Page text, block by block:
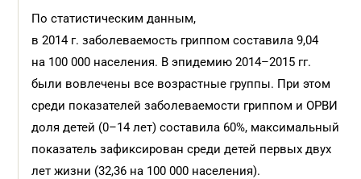
По статистическим данным,
в 2014 г. заболеваемость гриппом составила 9,04
на 100 000 населения. В эпидемию 2014–2015 гг.
были вовлечены все возрастные группы. При этом
среди показателей заболеваемости гриппом и ОРВИ
доля детей (0–14 лет) составила 60%, максимальный
показатель зафиксирован среди детей первых двух
лет жизни (32,36 на 100 000 населения).